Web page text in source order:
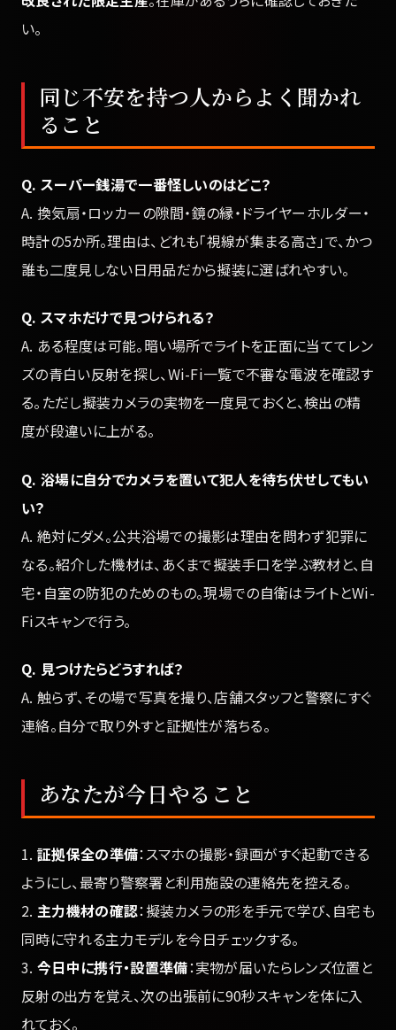
い。
同じ不安を持つ人からよく聞かれ
ること
Q. スーパー銭湯で一番怪しいのはどこ？
A. 換気扇・ロッカーの隙間・鏡の縁・ドライヤーホルダー・
時計の5か所。理由は、どれも「視線が集まる高さ」で、かつ
誰も二度見しない日用品だから擬装に選ばれやすい。
Q. スマホだけで見つけられる？
A. ある程度は可能。暗い場所でライトを正面に当ててレン
ズの青白い反射を探し、Wi-Fi一覧で不審な電波を確認す
る。ただし擬装カメラの実物を一度見ておくと、検出の精
度が段違いに上がる。
Q. 浴場に自分でカメラを置いて犯人を待ち伏せしてもい
い？
A. 絶対にダメ。公共浴場での撮影は理由を問わず犯罪に
なる。紹介した機材は、あくまで擬装手口を学ぶ教材と、自
宅・自室の防犯のためのもの。現場での自衛はライトとWi-
Fiスキャンで行う。
Q. 見つけたらどうすれば？
A. 触らず、その場で写真を撮り、店舗スタッフと警察にすぐ
連絡。自分で取り外すと証拠性が落ちる。
あなたが今日やること
1. 証拠保全の準備：スマホの撮影・録画がすぐ起動できる
ようにし、最寄り警察署と利用施設の連絡先を控える。
2. 主力機材の確認：擬装カメラの形を手元で学び、自宅も
同時に守れる主力モデルを今日チェックする。
3. 今日中に携行・設置準備：実物が届いたらレンズ位置と
反射の出方を覚え、次の出張前に90秒スキャンを体に入
れておく。